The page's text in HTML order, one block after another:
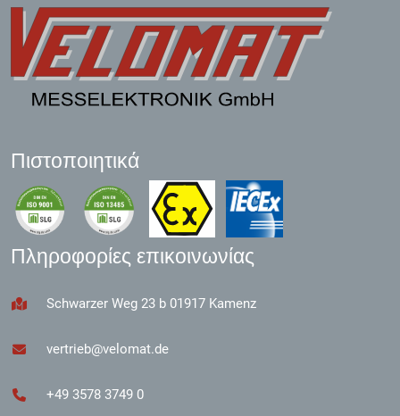
Πιστοποιητικά
Πληροφορίες επικοινωνίας
Schwarzer Weg 23 b 01917 Kamenz
vertrieb@velomat.de
+49 3578 3749 0